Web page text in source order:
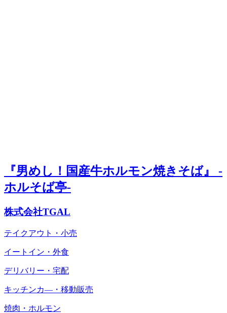
『男めし！国産牛ホルモン焼きそば』 -
ホルそば亭-
株式会社TGAL
テイクアウト・小売
イートイン・外食
デリバリー・宅配
キッチンカ―・移動販売
焼肉・ホルモン